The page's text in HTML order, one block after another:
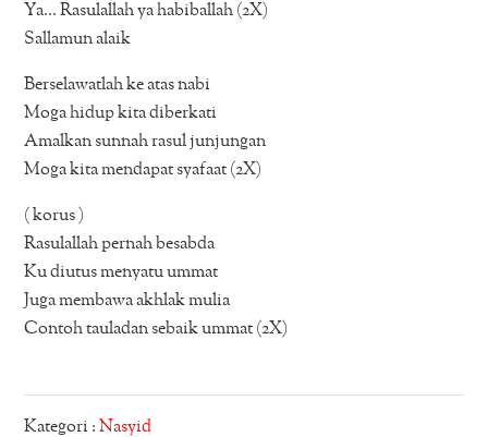
Ya… Rasulallah ya habiballah (2X)
Sallamun alaik
Berselawatlah ke atas nabi
Moga hidup kita diberkati
Amalkan sunnah rasul junjungan
Moga kita mendapat syafaat (2X)
( korus )
Rasulallah pernah besabda
Ku diutus menyatu ummat
Juga membawa akhlak mulia
Contoh tauladan sebaik ummat (2X)
Kategori :Nasyid